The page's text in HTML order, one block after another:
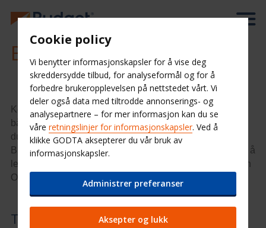
Bilutleie Tromsø
Kommunikasjonene er gode med omfattende buss- og
båtforbindelser. Hurtigruten har anløp her, og i tillegg kan
du fly til Tromsø lufthavn på Langnes. Du finner Budget
Bilutleie Tromsø på Strandskillet 5, og her er det praktisk å
leie bil – Tromsø kommune er hele fem ganger større enn
Oslo.
Tromsø sentrum
Cookie policy
Vi benytter informasjonskapsler for å vise deg
skreddersydde tilbud, for analyseformål og for å
forbedre brukeropplevelsen på nettstedet vårt. Vi
deler også data med tiltrodde annonserings- og
analysepartnere – for mer informasjon kan du se
våre retningslinjer for informasjonskapsler. Ved å
klikke GODTA aksepterer du vår bruk av
informasjonskapsler.
Administrer preferanser
Aksepter og lukk